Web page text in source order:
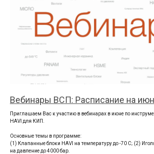
Вебинары ВСП: Расписание на
Приглашаем Вас к участию в вебинарах в июне по
HAVI для КИП.
Основные темы в программе:
(1) Клапанные блоки HAVI на температуру до -70 С; (2)
на давление до 4000 бар.